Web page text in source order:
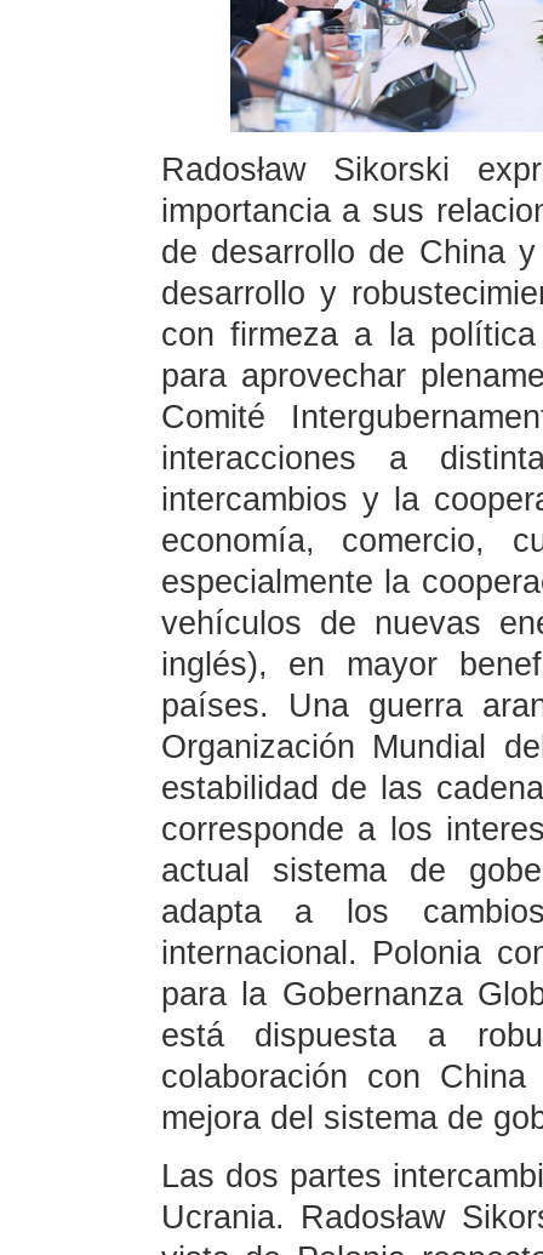
Radosław Sikorski
importancia a sus
de desarrollo de China
desarrollo y
con firmeza a la
para aprovechar
Comité
interacciones a
intercambios y la
economía, comercio,
especialmente la
vehículos de nuevas
inglés), en mayor
países. Una guerra
Organización Mundial
estabilidad de las
corresponde a los
actual sistema de
adapta a los
internacional. Polonia
para la Gobernanza
está dispuesta a
colaboración con
mejora del sistema de
Las dos partes
Ucrania. Radosław